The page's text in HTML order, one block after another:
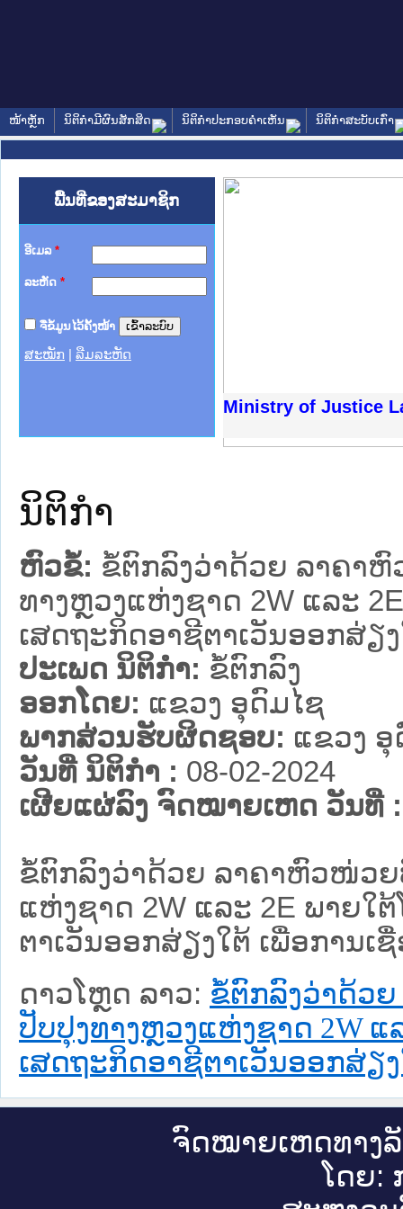
ໜ້າຫຼັກ ນິຕິກໍາມີຜົນສັກສິດ ນິຕິກໍາປະກອບຄໍາເຫັນ ນິຕິກໍາສະບັບເກົ່າ
ພື້ນທີ່ຂອງສະມາຊິກ
ອີເມລ *
ລະຫັດ *
ຈື່ຂໍ້ມູນໄວ້ຄັ້ງໜ້າ
ສະໝັກ ລືມລະຫັດ
Ministry of Justice
ຊາຊົນ ພາກເໜືອ
ການ
ກາງ
ກໃຕ້
ນຕຳຫຼວດປະຊາຊົນ
ສັນຕິບານປະຊາຊົນ
ກເໜືອ
ຊາຊົນ ພາກກາງ
ນິຕິກໍາ
ຫົວຂໍ້: ຂໍ້ຕົກລົງວ່າດ້ວຍ ລາຄາ
ທາງຫຼວງແຫ່ງຊາດ 2W ແລະ
ເສດຖະກິດອາຊີຕາເວັນອອກສ່ຽ
ປະເພດ ນິຕິກໍາ: ຂໍ້ຕົກລົງ
ອອກໂດຍ: ແຂວງ ອຸດົມໄຊ
ພາກສ່ວນຮັບຜິດຊອບ: ແຂວງ
ວັນທີ່ ນິຕິກໍາ : 08-02-2024
ເຜີຍແຜ່ລົງ ຈົດໝາຍເຫດ ວັນທີ່ :
ຂໍ້ຕົກລົງວ່າດ້ວຍ ລາຄາຫົວໜ່ວຍ
ແຫ່ງຊາດ 2W ແລະ 2E ພາຍໃ
ຕາເວັນອອກສ່ຽງໃຕ້ ເພື່ອການເ
ດາວໂຫຼດ ລາວ: ຂໍ້ຕົກລົງວ່າດ້ວ
ປັບປຸງທາງຫຼວງແຫ່ງຊາດ 2W
ເສດຖະກິດອາຊີຕາເວັນອອກສ່ຽງ
ຈົດ​ໝາຍ​ເຫດ​ທາງ​
ໂດຍ: